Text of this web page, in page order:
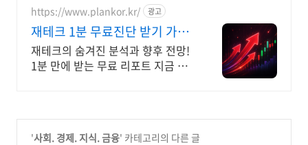
https://www.plankor.kr/ 광고
재테크 1분 무료진단 받기 가입
즉시 무료리포트 100%
재테크의 숨겨진 분석과 향후 전망!
1분 만에 받는 무료 리포트 지금 신
'사회. 경제. 지식. 금융' 카테고리의 다른 글